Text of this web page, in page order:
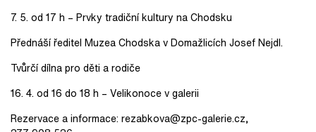
7. 5. od 17 h – Prvky tradiční kultury na Chodsku
Přednáší ředitel Muzea Chodska v Domažlicích Josef Nejdl.
Tvůrčí dílna pro děti a rodiče
16. 4. od 16 do 18 h – Velikonoce v galerii
Rezervace a informace: rezabkova@zpc-galerie.cz,